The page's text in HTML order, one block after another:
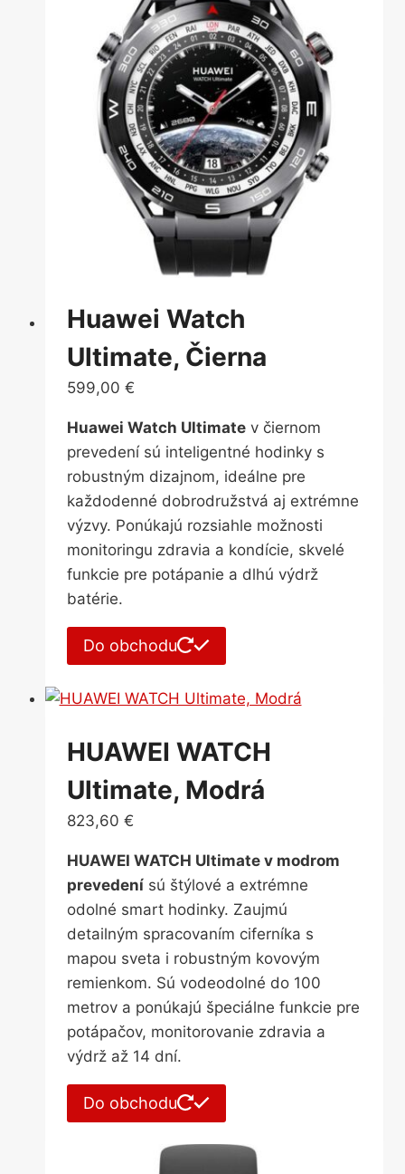
Huawei Watch
Ultimate, Čierna
599,00 €
Huawei Watch Ultimatev čiernom
prevedení sú inteligentné hodinky s
robustným dizajnom, ideálne pre
každodenné dobrodružstvá aj extrémne
výzvy. Ponúkajú rozsiahle možnosti
monitoringu zdravia a kondície, skvelé
funkcie pre potápanie a dlhú výdrž
batérie.
Do obchodu
HUAWEI WATCH
Ultimate, Modrá
823,60 €
HUAWEI WATCH Ultimate v modrom
prevedenísú štýlové a extrémne
odolné smart hodinky. Zaujmú
detailným spracovaním ciferníka s
mapou sveta i robustným kovovým
remienkom. Sú vodeodolné do 100
metrov a ponúkajú špeciálne funkcie pre
potápačov, monitorovanie zdravia a
výdrž až 14 dní.
Do obchodu